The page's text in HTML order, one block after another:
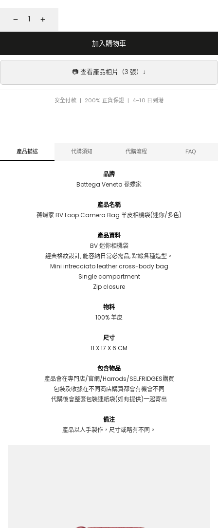
少
增
加
加入購物車
📷 查看產品相片（3 張）↓
安全付款 | 200% 正貨保證 | 4–10 日到港
產品描述 代購須知 代購流程 FAQ
品牌
Bottega Veneta 葆蝶家
產品名稱
葆蝶家 BV Loop Camera Bag 羊皮相機袋(迷你/多色)
產品資料
BV 迷你相機袋
經典格紋設計, 能容納日常必需品, 點綴各種造型。
Mini intrecciato leather cross-body bag
Single compartment
Zip closure
物料
100% 羊皮
尺寸
11 X 17 X 6 CM
包含物品
產品會在專門店/官網/Harrods/SELFRIDGES購買
包裝及收據在不同商店購買都會有機會不同
代購後會整套包裝連紙袋(如有提供)一起寄出
備注
產品以人手製作，尺寸或略有不同。